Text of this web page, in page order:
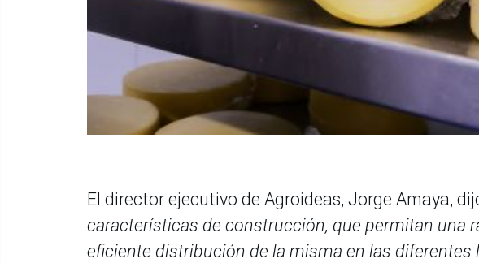
El director ejecutivo de Agroideas, Jorge Amaya,
características de construcción, que permitan una
eficiente distribución de la misma en las diferentes